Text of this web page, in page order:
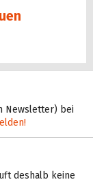
Newsletter) bei
deshalb keine